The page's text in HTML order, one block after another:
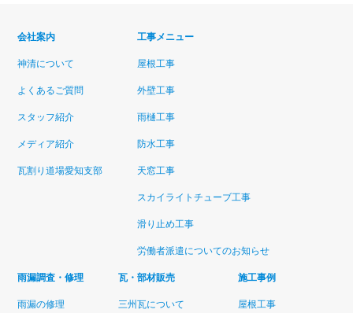
会社案内
神清について
よくあるご質問
スタッフ紹介
メディア紹介
瓦割り道場愛知支部
工事メニュー
屋根工事
外壁工事
雨樋工事
防水工事
天窓工事
スカイライトチューブ工事
滑り止め工事
労働者派遣についてのお知らせ
雨漏調査・修理
雨漏の修理
瓦・部材販売
三州瓦について
施工事例
屋根工事